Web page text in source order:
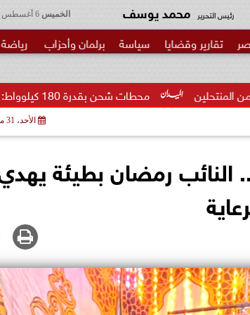
الخميس رئيس التحرير محمد يوسف
تقارير وقضايا سياسة برلمان وأحزاب رياضة
محطات شحن بقدرة 180 كيلوواط: راية للمباني الذكية وSungrow تعززان...
الأحد، 31 مايو 2026